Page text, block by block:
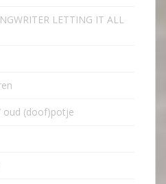
LETTING IT ALL
oud (doof)potje